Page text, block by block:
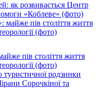
як розвивається Центр
«Коблеве» (фото)
пів століття життя
(фото)